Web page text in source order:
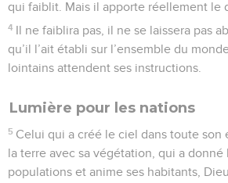
qui faiblit. Mais il apporte réellement le
4 Il ne faiblira pas, il ne se laissera pas
qu’il l’ait établi sur l’ensemble du
lointains attendent ses instructions.
Lumière pour les nations
5 Celui qui a créé le ciel dans toute son
la terre avec sa végétation, qui a donné
populations et anime ses habitants,